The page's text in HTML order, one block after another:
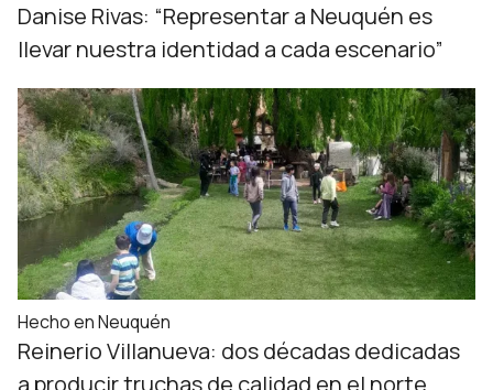
Danise Rivas: “Representar a Neuquén es
llevar nuestra identidad a cada escenario”
Hecho en Neuquén
Reinerio Villanueva: dos décadas dedicadas
a producir truchas de calidad en el norte